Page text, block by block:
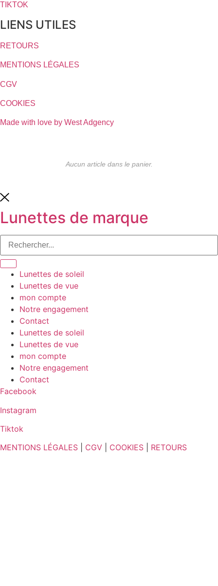
TIKTOK
LIENS UTILES
RETOURS
MENTIONS LÉGALES
CGV
COOKIES
Made with love by West Adgency
Aucun article dans le panier.
Lunettes de marque
Lunettes de soleil
Lunettes de vue
mon compte
Notre engagement
Contact
Lunettes de soleil
Lunettes de vue
mon compte
Notre engagement
Contact
Facebook
Instagram
Tiktok
MENTIONS LÉGALES
CGV COOKIES RETOURS